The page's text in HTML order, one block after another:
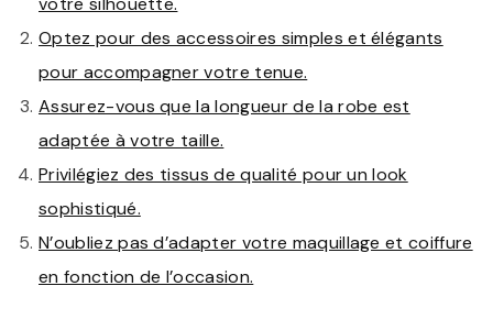
Optez pour des accessoires simples et élégants
pour accompagner votre tenue.
Assurez-vous que la longueur de la robe est
adaptée à votre taille.
Privilégiez des tissus de qualité pour un look
sophistiqué.
N’oubliez pas d’adapter votre maquillage et coiffure
en fonction de l’occasion.